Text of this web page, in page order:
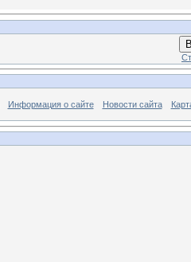
Информация о сайте Новости сайта